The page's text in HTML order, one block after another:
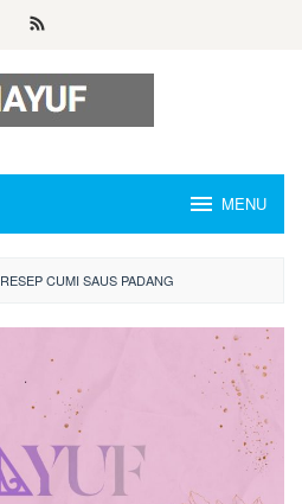
MENU
RESEP CUMI SAUS PADANG